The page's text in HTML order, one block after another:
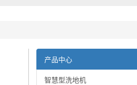
产品中心
智慧型洗地机